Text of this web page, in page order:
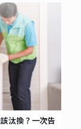
汰換？一次告